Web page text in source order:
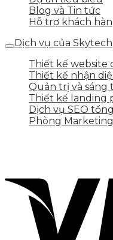
Blog và Tin tức
Hỗ trợ khách
Dịch vụ của Skytech
Thiết kế website
Thiết kế nhận
Quản trị và sáng
Thiết kế landing
Dịch vụ SEO
Phòng